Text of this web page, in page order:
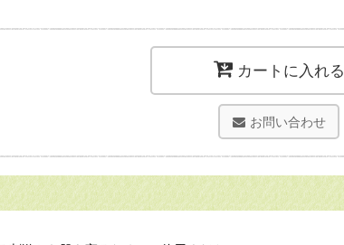
カートに入れる
お問い合わせ